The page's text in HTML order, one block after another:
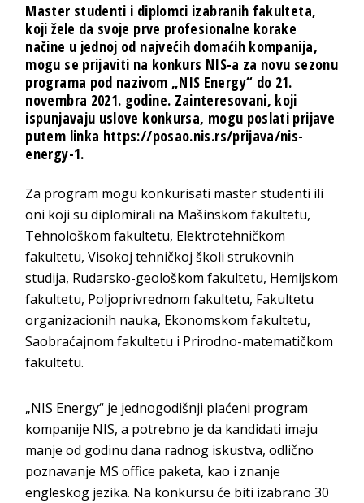
Master studenti i diplomci izabranih fakulteta,
koji žele da svoje prve profesionalne korake
načine u jednoj od najvećih domaćih kompanija,
mogu se prijaviti na konkurs NIS-a za novu sezonu
programa pod nazivom „NIS Energy“ do 21.
novembra 2021. godine. Zainteresovani, koji
ispunjavaju uslove konkursa, mogu poslati prijave
putem linka https://posao.nis.rs/prijava/nis-
energy-1.
Za program mogu konkurisati master studenti ili
oni koji su diplomirali na Mašinskom fakultetu,
Tehnološkom fakultetu, Elektrotehničkom
fakultetu, Visokoj tehničkoj školi strukovnih
studija, Rudarsko-geološkom fakultetu, Hemijskom
fakultetu, Poljoprivrednom fakultetu, Fakultetu
organizacionih nauka, Ekonomskom fakultetu,
Saobraćajnom fakultetu i Prirodno-matematičkom
fakultetu.
„NIS Energy“ je jednogodišnji plaćeni program
kompanije NIS, a potrebno je da kandidati imaju
manje od godinu dana radnog iskustva, odlično
poznavanje MS office paketa, kao i znanje
engleskog jezika. Na konkursu će biti izabrano 30